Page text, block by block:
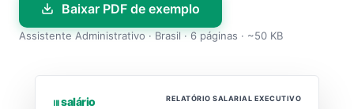
Baixar PDF de exemplo
Assistente Administrativo · Brasil · 6 páginas · ~50 KB
⏐⏐⏐ salário RELATÓRIO SALARIAL EXECUTIVO